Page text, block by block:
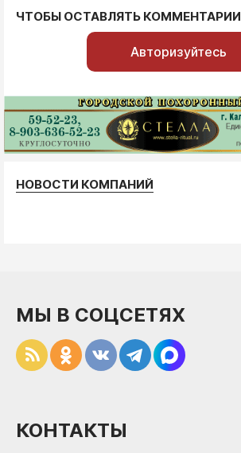
ЧТОБЫ ОСТАВЛЯТЬ КОММЕНТАРИИ
Авторизуйтесь
НОВОСТИ КОМПАНИЙ
МЫ В СОЦСЕТЯХ
КОНТАКТЫ